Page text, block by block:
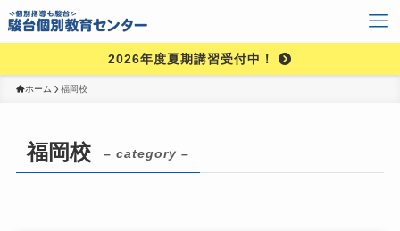
2026年度夏期講習受付中！
ホーム 福岡校
福岡校 – category –